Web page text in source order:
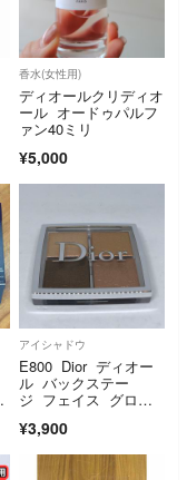
香水(女性用)
ディオールクリディオ
ール オードゥパルフ
ァン40ミリ
¥5,000
アイシャドウ
E800 Dior ディオー
ル バックステー
ジ フェイス グロ
ッパー ゴールド フ
ェイスパウダー チー
クカラー
¥3,900